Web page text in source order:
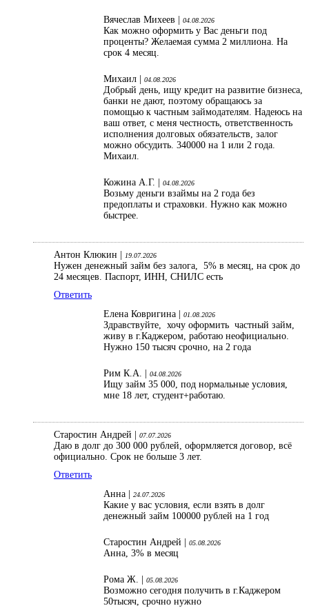
Вячеслав Михеев | 04.08.2026
Как можно оформить у Вас деньги под
проценты? Желаемая сумма 2 миллиона. На
срок 4 месяц.
Михаил | 04.08.2026
Добрый день, ищу кредит на развитие бизнеса,
банки не дают, поэтому обращаюсь за
помощью к частным займодателям. Надеюсь на
ваш ответ, с меня честность, ответственность
исполнения долговых обязательств, залог
можно обсудить. 340000 на 1 или 2 года.
Михаил.
Кожина А.Г. | 04.08.2026
Возьму деньги взаймы на 2 года без
предоплаты и страховки. Нужно как можно
быстрее.
Антон Клюкин | 19.07.2026
Нужен денежный займ без залога, 5% в месяц, на срок до
24 месяцев. Паспорт, ИНН, СНИЛС есть
Ответить
Елена Ковригина |
01.08.2026
Здравствуйте, хочу оформить частный займ,
живу в г.Каджером, работаю неофициально.
Нужно 150 тысяч срочно, на 2 года
Рим К.А. | 04.08.2026
Ищу займ 35 000, под нормальные условия,
мне 18 лет, студент+работаю.
Старостин Андрей | 07.07.2026
Даю в долг до 300 000 рублей, оформляется договор, всё
официально. Срок не больше 3 лет.
Ответить
Анна |
24.07.2026
Какие у вас условия, если взять в долг
денежный займ 100000 рублей на 1 год
Старостин Андрей | 05.08.2026
Анна, 3% в месяц
Рома Ж. | 05.08.2026
Возможно сегодня получить в г.Каджером
50тысяч, срочно нужно